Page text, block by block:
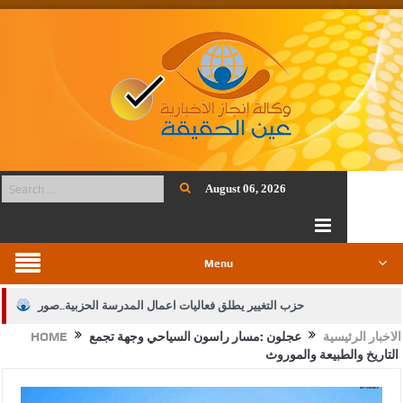
August 06, 2026
Menu
حزب التغيير يطلق فعاليات اعمال المدرسة الحزبية..صور
الجيش يفتح باب التجنيد لحملة البكالوريوس في الحقوق والقانون
HOME الاخبار الرئيسية
عجلون :مسار راسون السياحي وجهة تجمع